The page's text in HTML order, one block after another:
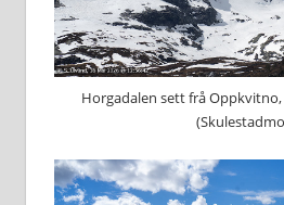
Horgadalen sett frå Oppkvitno,